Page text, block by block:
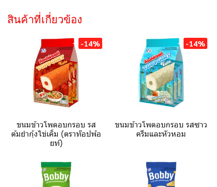
สินค้าที่เกี่ยวข้อง
-14%
ขนมข้าวโพดอบกรอบ รส
ต้มยำกุ้งไข่เค็ม (ตราท๊อปพ้อ
ยท์)
-14%
ขนมข้าวโพดอบกรอบ รสซาว
ครีมและหัวหอม